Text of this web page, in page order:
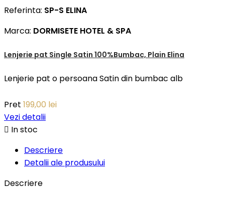
Referinta: SP-S ELINA
Marca: DORMISETE HOTEL & SPA
Lenjerie pat Single Satin 100%Bumbac, Plain Elina
Lenjerie pat o persoana Satin din bumbac alb
Pret 199,00 lei
Vezi detalii
 In stoc
Descriere
Detalii ale produsului
Descriere